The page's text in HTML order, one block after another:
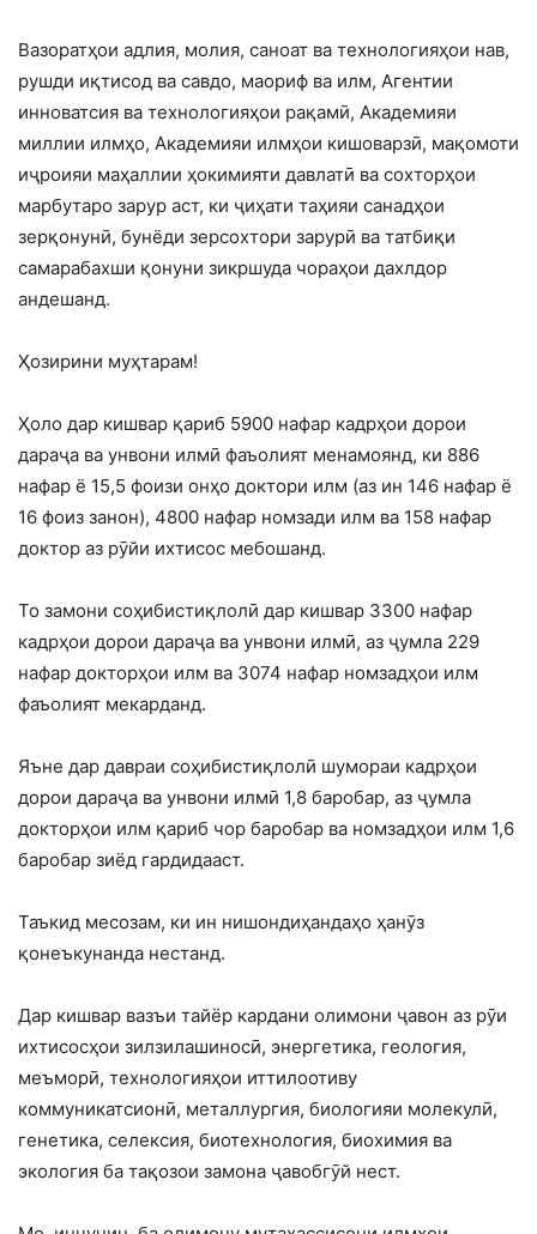
Вазоратҳои адлия, молия, саноат ва технологияҳои нав,
рушди иқтисод ва савдо, маориф ва илм, Агентии
инноватсия ва технологияҳои рақамӣ, Академияи
миллии илмҳо, Академияи илмҳои кишоварзӣ, мақомоти
иҷроияи маҳаллии ҳокимияти давлатӣ ва сохторҳои
марбутаро зарур аст, ки ҷиҳати таҳияи санадҳои
зерқонунӣ, бунёди зерсохтори зарурӣ ва татбиқи
самарабахши қонуни зикршуда чораҳои дахлдор
андешанд.
Ҳозирини муҳтарам!
Ҳоло дар кишвар қариб 5900 нафар кадрҳои дорои
дараҷа ва унвони илмӣ фаъолият менамоянд, ки 886
нафар ё 15,5 фоизи онҳо доктори илм (аз ин 146 нафар ё
16 фоиз занон), 4800 нафар номзади илм ва 158 нафар
доктор аз рӯйи ихтисос мебошанд.
То замони соҳибистиқлолӣ дар кишвар 3300 нафар
кадрҳои дорои дараҷа ва унвони илмӣ, аз ҷумла 229
нафар докторҳои илм ва 3074 нафар номзадҳои илм
фаъолият мекарданд.
Яъне дар давраи соҳибистиқлолӣ шумораи кадрҳои
дорои дараҷа ва унвони илмӣ 1,8 баробар, аз ҷумла
докторҳои илм қариб чор баробар ва номзадҳои илм 1,6
баробар зиёд гардидааст.
Таъкид месозам, ки ин нишондиҳандаҳо ҳанӯз
қонеъкунанда нестанд.
Дар кишвар вазъи тайёр кардани олимони ҷавон аз рӯи
ихтисосҳои зилзилашиносӣ, энергетика, геология,
меъморӣ, технологияҳои иттилоотиву
коммуникатсионӣ, металлургия, биологияи молекулӣ,
генетика, селексия, биотехнология, биохимия ва
экология ба тақозои замона ҷавобгӯй нест.